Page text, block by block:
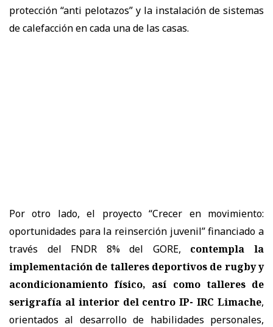
protección “anti pelotazos” y la instalación de sistemas
de calefacción en cada una de las casas.
Por otro lado, el proyecto “Crecer en movimiento:
oportunidades para la reinserción juvenil” financiado a
través del FNDR 8% del GORE,
contempla la
implementación de talleres deportivos de rugby y
acondicionamiento físico, así como talleres de
serigrafía al interior del centro IP- IRC Limache,
orientados al desarrollo de habilidades personales,